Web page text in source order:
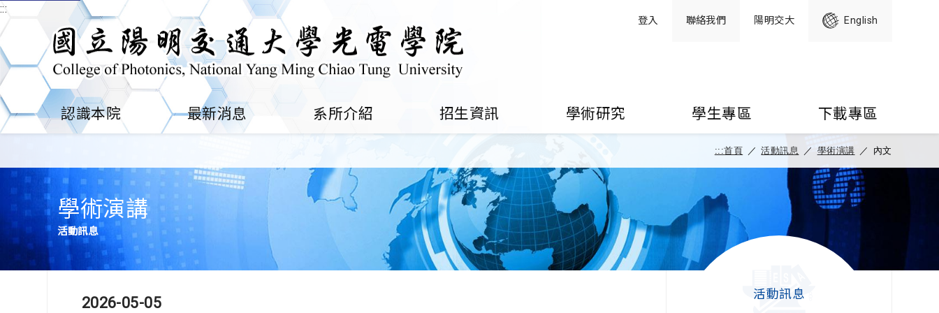
:::
登入 聯絡我們 陽明交大 English
認識本院 最新消息 系所介紹 招生資訊 學術研究 學生專區 下載專區
:::首頁 ／ 活動訊息 ／ 學術演講 ／ 內文
學術演講
活動訊息
2026-05-05 活動訊息